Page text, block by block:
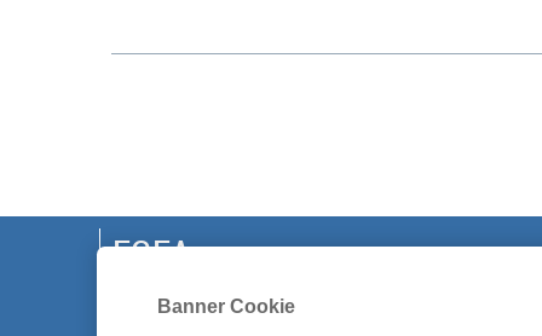
EGEA
CHI SIAMO
Banner Cookie